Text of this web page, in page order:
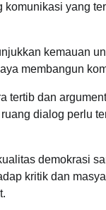
yang
kemauan
membangun
tertib dan
dialog perlu
demokrasi
kritik dan